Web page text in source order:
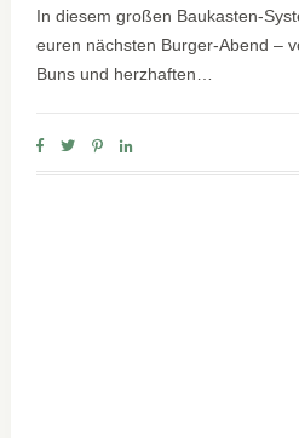
In diesem großen Baukasten-
euren nächsten Burger-Abend –
Buns und herzhaften…